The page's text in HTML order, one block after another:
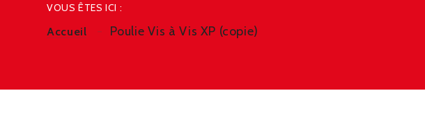
VOUS ÊTES ICI :
Accueil Poulie Vis à Vis XP (copie)